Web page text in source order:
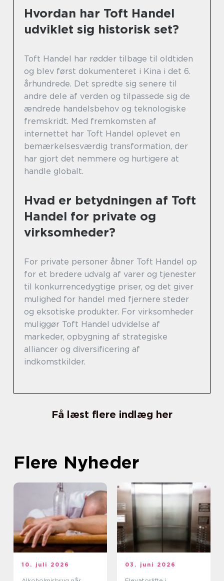
Hvordan har Toft Handel
udviklet sig historisk set?
Toft Handel har rødder tilbage til oldtiden
og blev først dokumenteret i Kina i det 6.
århundrede. Det spredte sig senere til
andre dele af verden og tilpassede sig de
ændrede handelsbehov og teknologiske
fremskridt. Med fremkomsten af
internettet har Toft Handel oplevet en
bemærkelsesværdig transformation, der
har gjort det nemmere og hurtigere at
handle globalt.
Hvad er betydningen af Toft
Handel for private og
virksomheder?
For private personer åbner Toft Handel op
for et bredere udvalg af varer og tjenester
til konkurrencedygtige priser, og det giver
mulighed for handel med fjernere steder
og eksotiske produkter. For virksomheder
muliggør Toft Handel udvidelse af
markeder, opbygning af strategiske
alliancer og diversificering af
indkomstkilder.
Få læst flere indlæg her
Flere Nyheder
10. juli 2026 03. juni 2026